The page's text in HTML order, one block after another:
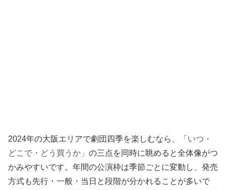
2024年の大阪エリアで劇団四季を楽しむなら、
「いつ・
どこで・どう買うか」 の三点を同時に眺めると全体像がつ
かみやすいです。年間の公演枠は季節ごとに変動し、発売
方式も先行・一般・当日と段階が分かれることが多いで